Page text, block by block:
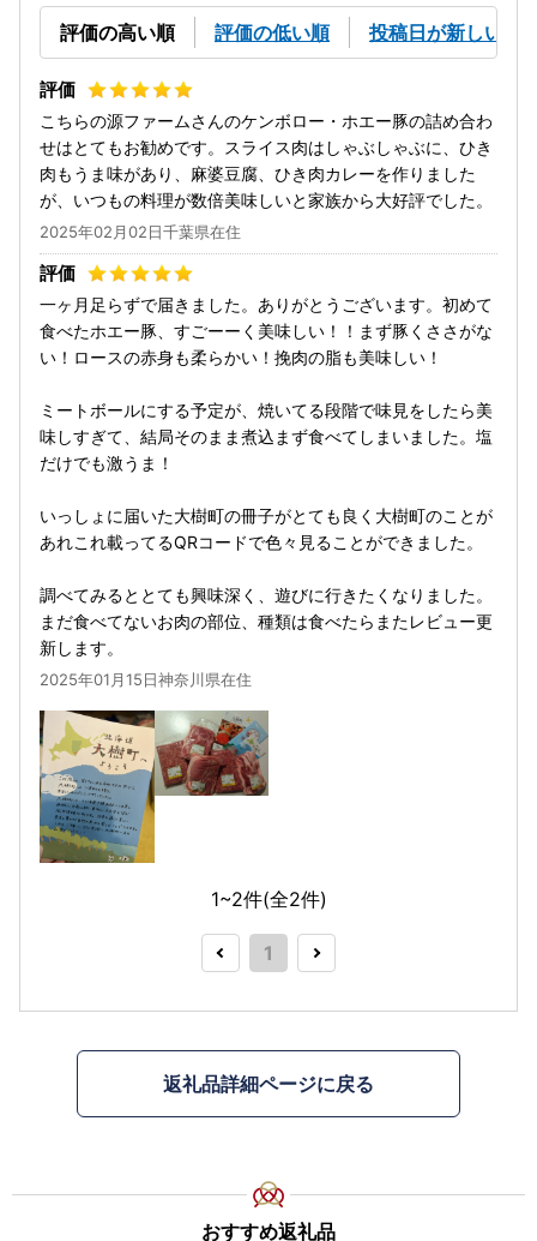
評価の高い順 評価の低い順 投稿日が新しい順
こちらの源ファームさんのケンボロー・ホエー豚の詰め合わ
せはとてもお勧めです。スライス肉はしゃぶしゃぶに、ひき
肉もうま味があり、麻婆豆腐、ひき肉カレーを作りました
が、いつもの料理が数倍美味しいと家族から大好評でした。
2025年02月02日千葉県在住
一ヶ月足らずで届きました。ありがとうございます。初めて
食べたホエー豚、すごーーく美味しい！！まず豚くささがな
い！ロースの赤身も柔らかい！挽肉の脂も美味しい！
ミートボールにする予定が、焼いてる段階で味見をしたら美
味しすぎて、結局そのまま煮込まず食べてしまいました。塩
だけでも激うま！
いっしょに届いた大樹町の冊子がとても良く大樹町のことが
あれこれ載ってるQRコードで色々見ることができました。
調べてみるととても興味深く、遊びに行きたくなりました。
まだ食べてないお肉の部位、種類は食べたらまたレビュー更
新します。
2025年01月15日神奈川県在住
1~2件(全2件)
1
返礼品詳細ページに戻る
おすすめ返礼品